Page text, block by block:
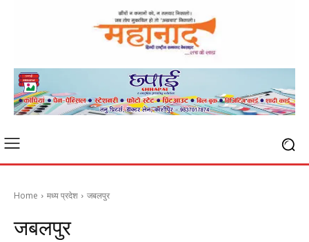
Home मध्य प्रदेश जबलपुर
जबलपुर